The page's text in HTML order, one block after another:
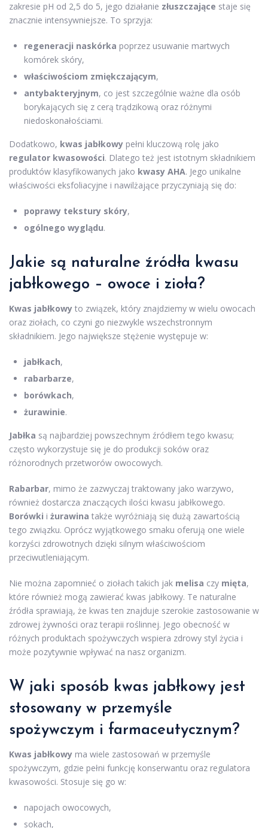
zakresie pH od 2,5 do 5, jego działanie złuszczające staje się
znacznie intensywniejsze. To sprzyja:
regeneracji naskórka poprzez usuwanie martwych
komórek skóry,
właściwościom zmiękczającym,
antybakteryjnym, co jest szczególnie ważne dla osób
borykających się z cerą trądzikową oraz różnymi
niedoskonałościami.
Dodatkowo, kwas jabłkowy pełni kluczową rolę jako
regulator kwasowości. Dlatego też jest istotnym składnikiem
produktów klasyfikowanych jako kwasy AHA. Jego unikalne
właściwości eksfoliacyjne i nawilżające przyczyniają się do:
poprawy tekstury skóry,
ogólnego wyglądu.
Jakie są naturalne źródła kwasu
jabłkowego – owoce i zioła?
Kwas jabłkowy to związek, który znajdziemy w wielu owocach
oraz ziołach, co czyni go niezwykle wszechstronnym
składnikiem. Jego największe stężenie występuje w:
jabłkach,
rabarbarze,
borówkach,
żurawinie.
Jabłka są najbardziej powszechnym źródłem tego kwasu;
często wykorzystuje się je do produkcji soków oraz
różnorodnych przetworów owocowych.
Rabarbar, mimo że zazwyczaj traktowany jako warzywo,
również dostarcza znaczących ilości kwasu jabłkowego.
Borówki i żurawina także wyróżniają się dużą zawartością
tego związku. Oprócz wyjątkowego smaku oferują one wiele
korzyści zdrowotnych dzięki silnym właściwościom
przeciwutleniającym.
Nie można zapomnieć o ziołach takich jak melisa czy mięta,
które również mogą zawierać kwas jabłkowy. Te naturalne
źródła sprawiają, że kwas ten znajduje szerokie zastosowanie w
zdrowej żywności oraz terapii roślinnej. Jego obecność w
różnych produktach spożywczych wspiera zdrowy styl życia i
może pozytywnie wpływać na nasz organizm.
W jaki sposób kwas jabłkowy jest
stosowany w przemyśle
spożywczym i farmaceutycznym?
Kwas jabłkowy ma wiele zastosowań w przemyśle
spożywczym, gdzie pełni funkcję konserwantu oraz regulatora
kwasowości. Stosuje się go w:
napojach owocowych,
sokach,